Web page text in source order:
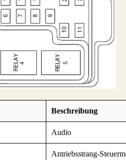
Beschreibung
Audio
Antriebsstrang-